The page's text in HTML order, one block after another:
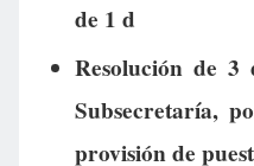
de 1 d
Resolución de
Subsecretaría,
provisión de